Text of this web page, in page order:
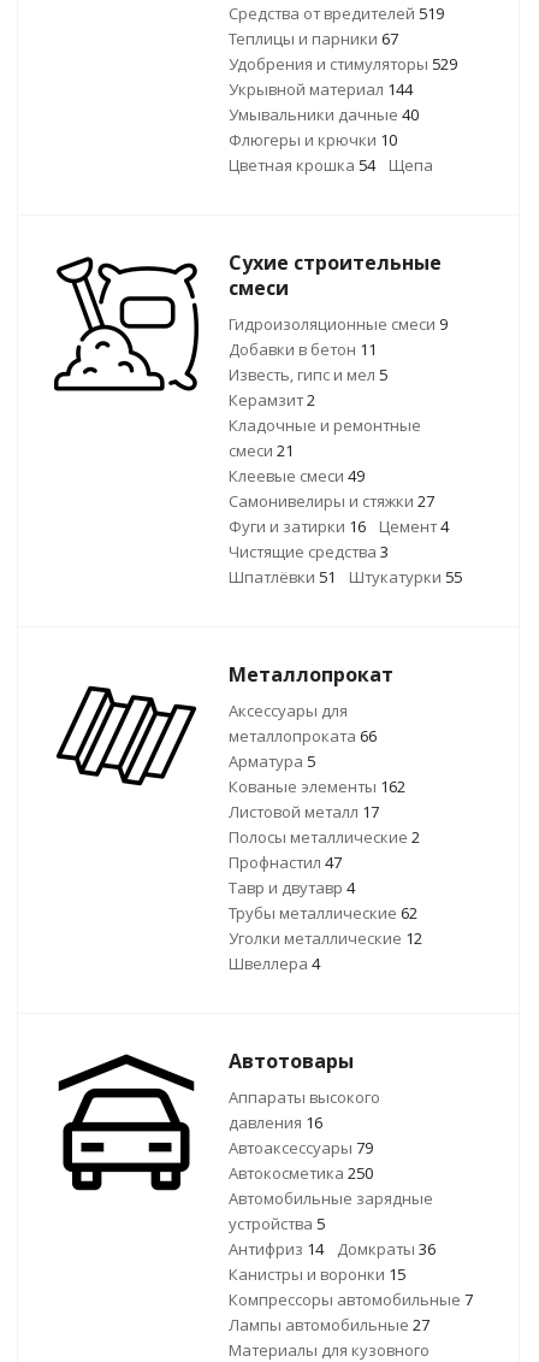
Средства от вредителей 519
Теплицы и парники 67
Удобрения и стимуляторы 529
Укрывной материал 144
Умывальники дачные 40
Флюгеры и крючки 10
Цветная крошка 54 Щепа
Сухие строительные
смеси
Гидроизоляционные смеси 9
Добавки в бетон 11
Известь, гипс и мел 5
Керамзит2
Кладочные и ремонтные
смеси 21
Клеевые смеси 49
Самонивелиры и стяжки 27
Фуги и затирки 16 Цемент4
Чистящие средства 3
Шпатлёвки 51 Штукатурки 55
Металлопрокат
Аксессуары для
металлопроката 66
Арматура 5
Кованые элементы 162
Листовой металл 17
Полосы металлические 2
Профнастил 47
Тавр и двутавр 4
Трубы металлические 62
Уголки металлические 12
Швеллера 4
Автотовары
Аппараты высокого
давления 16
Автоаксессуары 79
Автокосметика 250
Автомобильные зарядные
устройства 5
Антифриз 14 Домкраты 36
Канистры и воронки 15
Компрессоры автомобильные 7
Лампы автомобильные 27
Материалы для кузовного